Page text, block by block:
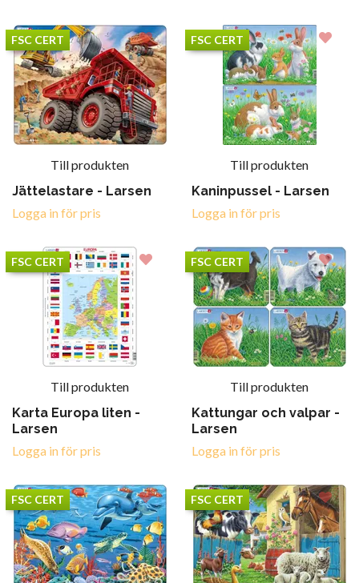
FSC CERT
Till produkten
Jättelastare - Larsen
Logga in för pris
FSC CERT
Till produkten
Kaninpussel - Larsen
Logga in för pris
FSC CERT
Till produkten
Karta Europa liten -
Larsen
Logga in för pris
FSC CERT
Till produkten
Kattungar och valpar -
Larsen
Logga in för pris
FSC CERT FSC CERT